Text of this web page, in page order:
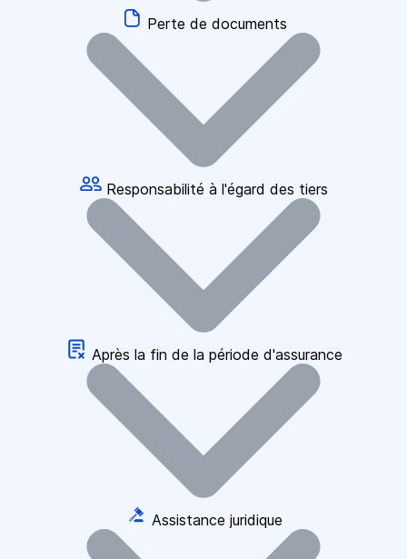
Perte de documents
Responsabilité à l'égard des tiers
Après la fin de la période d'assurance
Assistance juridique